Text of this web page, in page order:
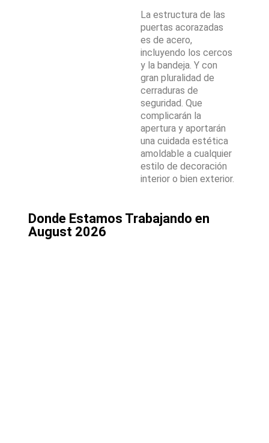
La estructura de las
puertas acorazadas
es de acero,
incluyendo los cercos
y la bandeja. Y con
gran pluralidad de
cerraduras de
seguridad. Que
complicarán la
apertura y aportarán
una cuidada estética
amoldable a cualquier
estilo de decoración
interior o bien exterior.
Donde Estamos Trabajando en
August 2026